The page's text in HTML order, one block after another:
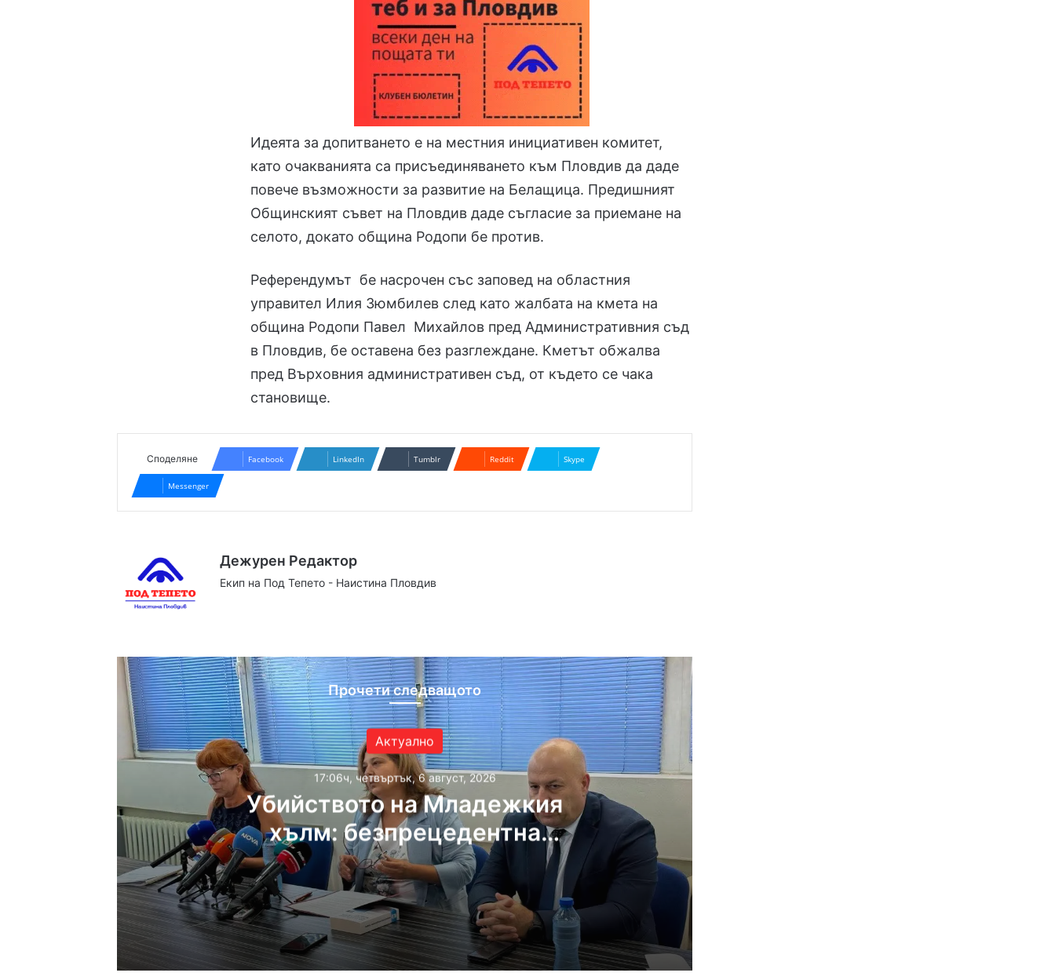
Идеята за допитването е на местния инициативен комитет,
като очакванията са присъединяването към Пловдив да даде
повече възможности за развитие на Белащица. Предишният
Общинският съвет на Пловдив даде съгласие за приемане на
селото, докато община Родопи бе против.
Референдумът бе насрочен със заповед на областния
управител Илия Зюмбилев след като жалбата на кмета на
община Родопи Павел Михайлов пред Административния съд
в Пловдив, бе оставена без разглеждане. Кметът обжалва
пред Върховния административен съд, от където се чака
становище.
Споделяне Facebook LinkedIn Tumblr Reddit Skype
Messenger
Дежурен Редактор
Екип на Под Тепето - Наистина Пловдив
Прочети следващото
Актуално
17:06ч, четвъртък, 6 август, 2026
Убийството на Младежкия
хълм: безпрецедентна
жестокост от „ловци на
педофили“
17:06ч, четвъртък, 6 август, 2026
Убийството на Младежкия хълм: безпрецедентна жестокост от „ловци на педофили“